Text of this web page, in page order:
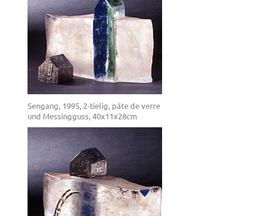
Sengang, 1995, 2-tielig, pâte de verre
und Messingguss, 40x11x28cm